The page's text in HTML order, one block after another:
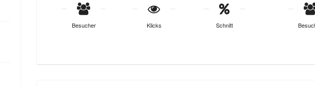
Besucher Klicks Schnitt